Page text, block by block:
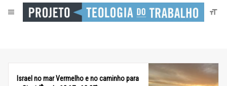
Israel no mar Vermelho e no caminho para